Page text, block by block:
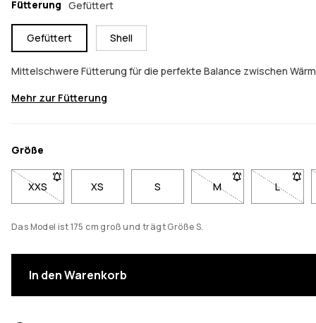
Fütterung Gefüttert
Gefüttert Shell
Mittelschwere Fütterung für die perfekte Balance zwischen
Mehr zur Fütterung
Größe
XXS- Größe XXS nicht verfügbar. Klicke, um benachrichtigt zu
XS S M- Größe M nicht
L- Größe
Das Model ist 175 cm groß und trägt Größe S.
In den Warenkorb